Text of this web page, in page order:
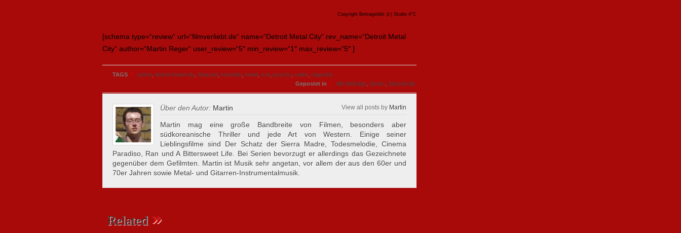
Copyright Beitragsbild: (c) Studio 4°C
[schema type=“review“ url=“filmverliebt.de“ name=“Detroit Metal City“ rev_name=“Detroit Metal
City“ author=“Martin Reger“ user_review=“5″ min_review=“1″ max_review=“5″ ]
TAGS » anime detroit metal city, featured komödie metal ova psycho satire slapstick
Gepostet in » Alle Beiträge Serien Serienkritik
Über den Autor: Martin View all posts by Martin
Martin mag eine große Bandbreite von Filmen, besonders aber
südkoreanische Thriller und jede Art von Western. Einige seiner
Lieblingsfilme sind Der Schatz der Sierra Madre, Todesmelodie, Cinema
Paradiso, Ran und A Bittersweet Life. Bei Serien bevorzugt er allerdings das Gezeichnete
gegenüber dem Gefilmten. Martin ist Musik sehr angetan, vor allem der aus den 60er und
70er Jahren sowie Metal- und Gitarren-Instrumentalmusik.
Related »